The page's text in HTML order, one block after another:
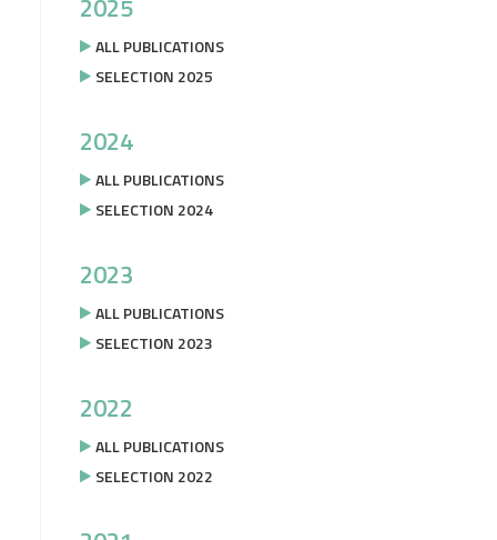
2025
ALL PUBLICATIONS
SELECTION 2025
2024
ALL PUBLICATIONS
SELECTION 2024
2023
ALL PUBLICATIONS
SELECTION 2023
2022
ALL PUBLICATIONS
SELECTION 2022